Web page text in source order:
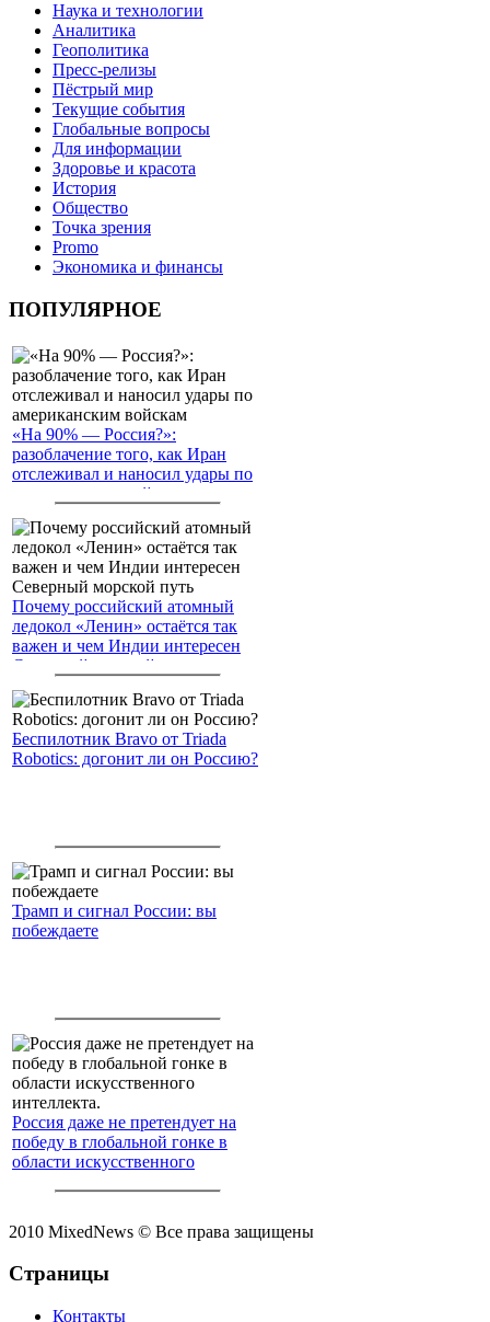
Наука и технологии
Аналитика
Геополитика
Пресс-релизы
Пёстрый мир
Текущие события
Глобальные вопросы
Для информации
Здоровье и красота
История
Общество
Точка зрения
Promo
Экономика и финансы
ПОПУЛЯРНОЕ
«На 90% — Россия?»:
разоблачение того, как Иран
отслеживал и наносил удары по
американским войскам
Почему российский атомный
ледокол «Ленин» остаётся так
важен и чем Индии интересен
Северный морской путь
Беспилотник Bravo от Triada
Robotics: догонит ли он Россию?
Трамп и сигнал России: вы
побеждаете
Россия даже не претендует на
победу в глобальной гонке в
области искусственного
2010 MixedNews © Все права защищены
Страницы
Контакты